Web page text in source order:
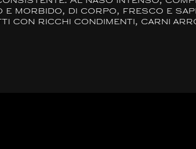
morbido, di corpo, fresco e
con ricchi condimenti, carni